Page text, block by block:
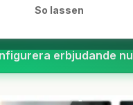
So lassen
erbjudande nu